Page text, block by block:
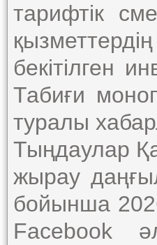
тарифтік
бекітілген
Табиғи
туралы
Тыңдаулар
жырау
бойынша
Facebook